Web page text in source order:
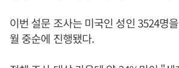
이번 설문 조사는 미국인 성인 3524명
월 중순에 진행됐다.